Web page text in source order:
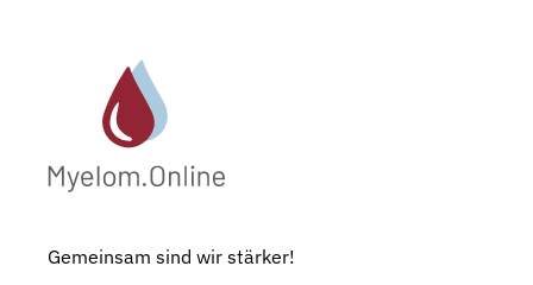
Gemeinsam sind wir stärker!